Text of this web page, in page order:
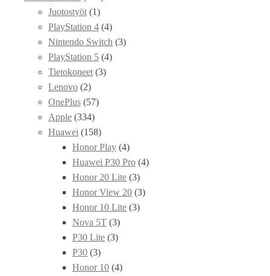
Juotostyöt (1)
PlayStation 4 (4)
Nintendo Switch (3)
PlayStation 5 (4)
Tietokoneet (3)
Lenovo (2)
OnePlus (57)
Apple (334)
Huawei (158)
Honor Play (4)
Huawei P30 Pro (4)
Honor 20 Lite (3)
Honor View 20 (3)
Honor 10 Lite (3)
Nova 5T (3)
P30 Lite (3)
P30 (3)
Honor 10 (4)